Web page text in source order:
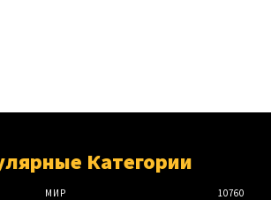
Категории
МИР
10760